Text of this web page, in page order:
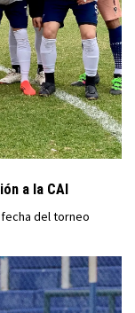
a la CAI
fecha del torneo